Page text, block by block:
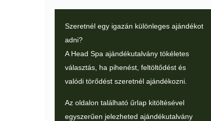
Szeretnél egy igazán különleges ajándékot
adni?
A Head Spa ajándékutalvány tökéletes
választás, ha pihenést, feltöltődést és
valódi törődést szeretnél ajándékozni.
Az oldalon található űrlap kitöltésével
egyszerűen jelezheted ajándékutalvány